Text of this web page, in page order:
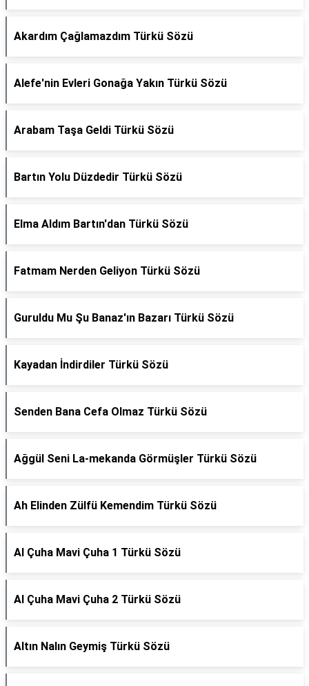
Akardım Çağlamazdım Türkü Sözü
Alefe'nin Evleri Gonağa Yakın Türkü Sözü
Arabam Taşa Geldi Türkü Sözü
Bartın Yolu Düzdedir Türkü Sözü
Elma Aldım Bartın'dan Türkü Sözü
Fatmam Nerden Geliyon Türkü Sözü
Guruldu Mu Şu Banaz'ın Bazarı Türkü Sözü
Kayadan İndirdiler Türkü Sözü
Senden Bana Cefa Olmaz Türkü Sözü
Ağgül Seni La-mekanda Görmüşler Türkü Sözü
Ah Elinden Zülfü Kemendim Türkü Sözü
Al Çuha Mavi Çuha 1 Türkü Sözü
Al Çuha Mavi Çuha 2 Türkü Sözü
Altın Nalın Geymiş Türkü Sözü